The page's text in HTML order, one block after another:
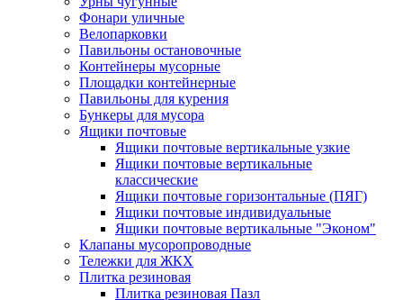
Фонари уличные
Велопарковки
Павильоны остановочные
Контейнеры мусорные
Площадки контейнерные
Павильоны для курения
Бункеры для мусора
Ящики почтовые
Ящики почтовые вертикальные узкие
Ящики почтовые вертикальные
классические
Ящики почтовые горизонтальные (ПЯГ)
Ящики почтовые индивидуальные
Ящики почтовые вертикальные "Эконом"
Клапаны мусоропроводные
Тележки для ЖКХ
Плитка резиновая
Плитка резиновая Пазл